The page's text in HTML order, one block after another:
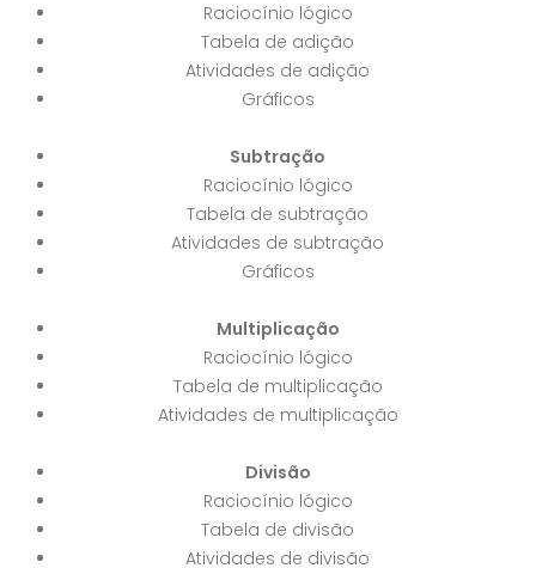
Raciocínio lógico
Tabela de adição
Atividades de adição
Gráficos
Subtração
Raciocínio lógico
Tabela de subtração
Atividades de subtração
Gráficos
Multiplicação
Raciocínio lógico
Tabela de multiplicação
Atividades de multiplicação
Divisão
Raciocínio lógico
Tabela de divisão
Atividades de divisão